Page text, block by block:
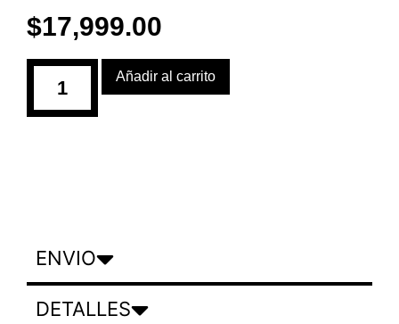
$17,999.00
Añadir al carrito
ENVIO
DETALLES